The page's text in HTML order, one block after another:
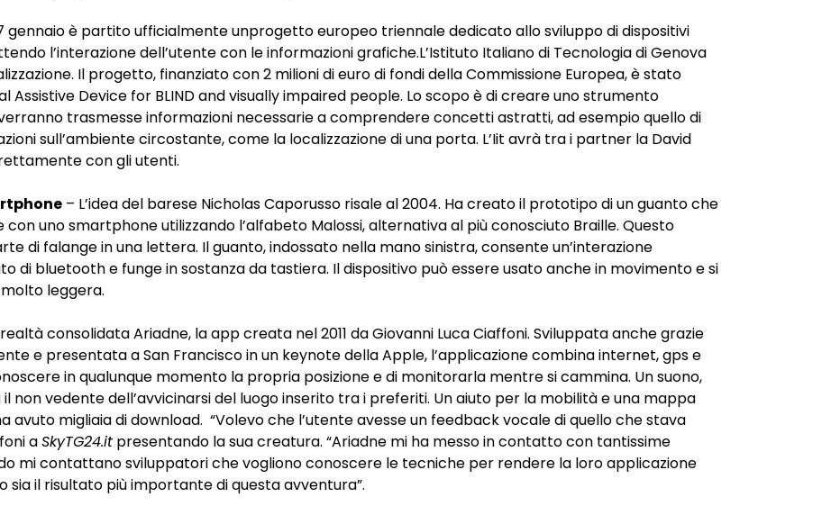
gennaio è partito ufficialmente unprogetto europeo triennalededicato allo sviluppo di dispositivi
l’interazione dell’utente con le informazioni grafiche.L’Istituto Italiano di Tecnologiadi Genova
. Il progetto, finanziato con 2 milioni di euro di fondi della Commissione Europea, è stato
Assistive Device for BLIND and visually impaired people. Lo scopo è di creare uno strumento
trasmesse informazioni necessarie a comprendere concetti astratti, ad esempio quello di
sull’ambiente circostante, come la localizzazione di una porta. L’Iit avrà tra i partner la David
con gli utenti.
– L’idea del barese Nicholas Caporusso risale al 2004. Ha creato il prototipo di un guanto che
uno smartphone utilizzando l’alfabeto Malossi, alternativa al più conosciuto Braille. Questo
di falange in una lettera. Il guanto, indossato nella mano sinistra, consente un’interazione
di bluetooth e funge in sostanza da tastiera. Il dispositivo può essere usato anche in movimento e si
leggera.
realtà consolidataAriadne, la app creata nel 2011 da Giovanni Luca Ciaffoni. Sviluppata anche grazie
e presentata a San Francisco in un keynote della Apple, l’applicazionecombina internet, gps e
in qualunque momento la propria posizione e di monitorarla mentre si cammina. Un suono,
non vedente dell’avvicinarsi del luogo inserito tra i preferiti. Un aiuto per la mobilità e una mappa
avuto migliaia di download. “Volevo che l’utente avesse un feedback vocale di quello che stava
aSkyTG24.it presentando la sua creatura. “Ariadne mi ha messo in contatto con tantissime
mi contattano sviluppatori che vogliono conoscere le tecniche per rendere la loro applicazione
sia il risultato più importante di questa avventura”.